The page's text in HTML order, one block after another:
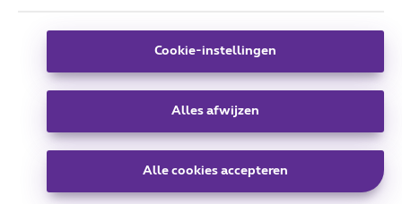
Deze website is gecreëerd en wordt beheerd conform het
Koning Albert II-laan 27 - B-1030 Brussel.
Carrier & Wholesale Solutions
Telindus
|Sitemap
Cookie-instellingen
Alles afwijzen
Alle cookies accepteren